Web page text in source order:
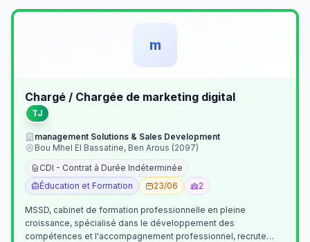
m
Chargé / Chargée de marketing digital
TJ
management Solutions & Sales Development
Bou Mhel El Bassatine, Ben Arous (2097)
CDI - Contrat à Durée Indéterminée
Éducation et Formation
23/06 2
MSSD, cabinet de formation professionnelle en pleine
croissance, spécialisé dans le développement des
compétences et l'accompagnement professionnel, recrute